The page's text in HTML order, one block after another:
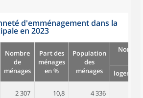
d'emménagement dans la
en 2023
Nombre
de
ménages
Part des
ménages
en %
Population
des
ménages
logement
2 307 10,8 4 336